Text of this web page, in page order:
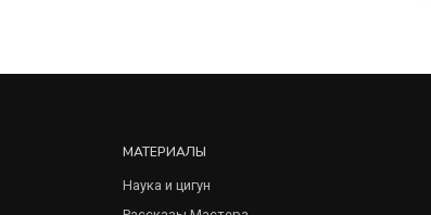
МАТЕРИАЛЫ
Наука и цигун